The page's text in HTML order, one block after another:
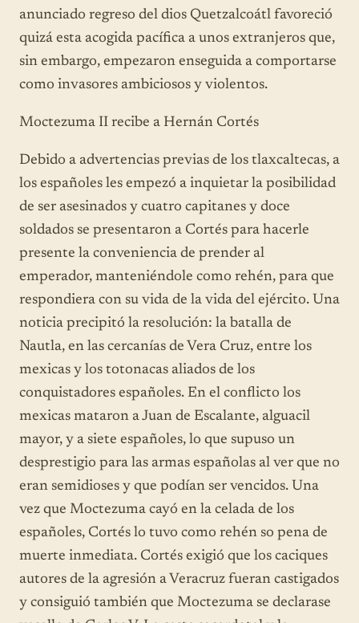
anunciado regreso del dios Quetzalcoátl favoreció
quizá esta acogida pacífica a unos extranjeros que,
sin embargo, empezaron enseguida a comportarse
como invasores ambiciosos y violentos.
Moctezuma II recibe a Hernán Cortés
Debido a advertencias previas de los tlaxcaltecas, a
los españoles les empezó a inquietar la posibilidad
de ser asesinados y cuatro capitanes y doce
soldados se presentaron a Cortés para hacerle
presente la conveniencia de prender al
emperador, manteniéndole como rehén, para que
respondiera con su vida de la vida del ejército. Una
noticia precipitó la resolución: la batalla de
Nautla, en las cercanías de Vera Cruz, entre los
mexicas y los totonacas aliados de los
conquistadores españoles. En el conflicto los
mexicas mataron a Juan de Escalante, alguacil
mayor, y a siete españoles, lo que supuso un
desprestigio para las armas españolas al ver que no
eran semidioses y que podían ser vencidos. Una
vez que Moctezuma cayó en la celada de los
españoles, Cortés lo tuvo como rehén so pena de
muerte inmediata. Cortés exigió que los caciques
autores de la agresión a Veracruz fueran castigados
y consiguió también que Moctezuma se declarase